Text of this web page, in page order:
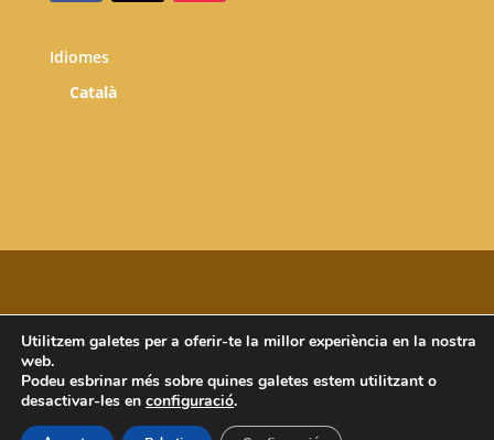
Idiomes
Català
Copyright © 2025 Atri Cultura i Patrimoni SLU. All
rights reserved.
Utilitzem galetes per a oferir-te la millor experiència en la nostra
web.
Podeu esbrinar més sobre quines galetes estem utilitzant o
desactivar-les en configuració.